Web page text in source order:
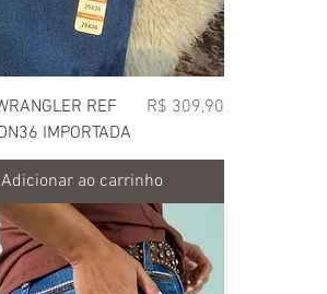
REF
IMPORTADA
Preço
R$ 309,90
Adicionar ao carrinho